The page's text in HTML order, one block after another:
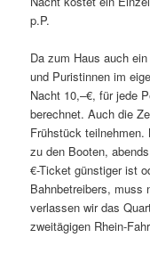
p.P.
Da zum Haus auch
und Puristinnen im
Nacht 10,–€, für jede
berechnet. Auch die
Frühstück teilnehmen.
zu den Booten,
€-Ticket günstiger ist
Bahnbetreibers, muss
verlassen wir das
zweitägigen Rhein-